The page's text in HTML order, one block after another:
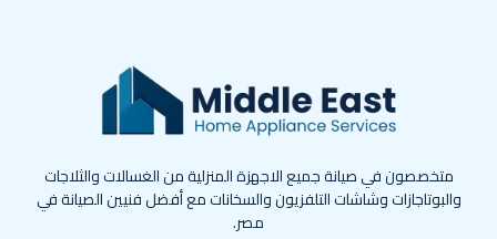
متخصصون في صيانة جميع الاجهزة المنزلية من الغسالات والثلاجات
والبوتاجازات وشاشات التلفزيون والسخانات مع أفضل فنيين الصيانة في
مصر.